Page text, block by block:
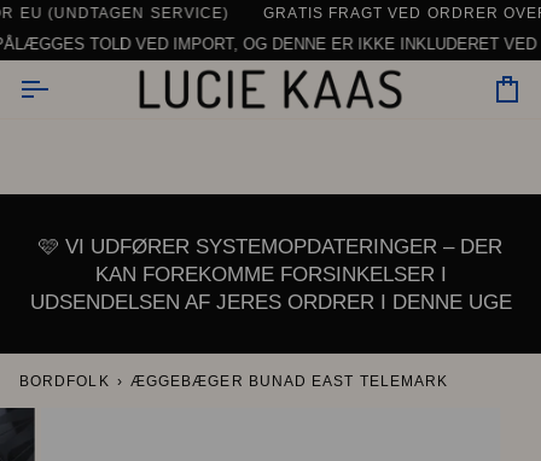
Gå
til
indhold
(UNDTAGEN SERVICE) GRATIS FRAGT VED ORDRER
ANMELDELSER - OG FLERE KOMMER TIL -.SE ALLE
-KONTAKT OS HER DAGLIG SUPPORT | CHAT, E-
TOLD VED IMPORT, OG DENNE ER IKKE INKLUDERET VED
🩷 VI UDFØRER SYSTEMOPDATERINGER – DER
KAN FOREKOMME FORSINKELSER I
UDSENDELSEN AF JERES ORDRER I DENNE UGE
BORDFOLK › ÆGGEBÆGER BUNAD EAST TELEMARK